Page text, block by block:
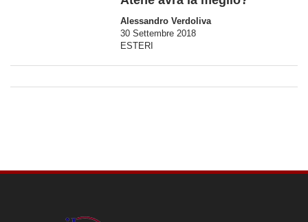
Alessandro Verdoliva
30 Settembre 2018
ESTERI